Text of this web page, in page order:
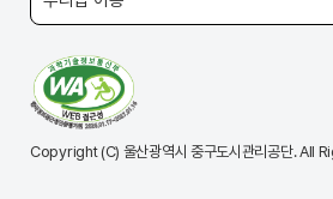
Copyright (C) 울산광역시 중구도시관리공단. All